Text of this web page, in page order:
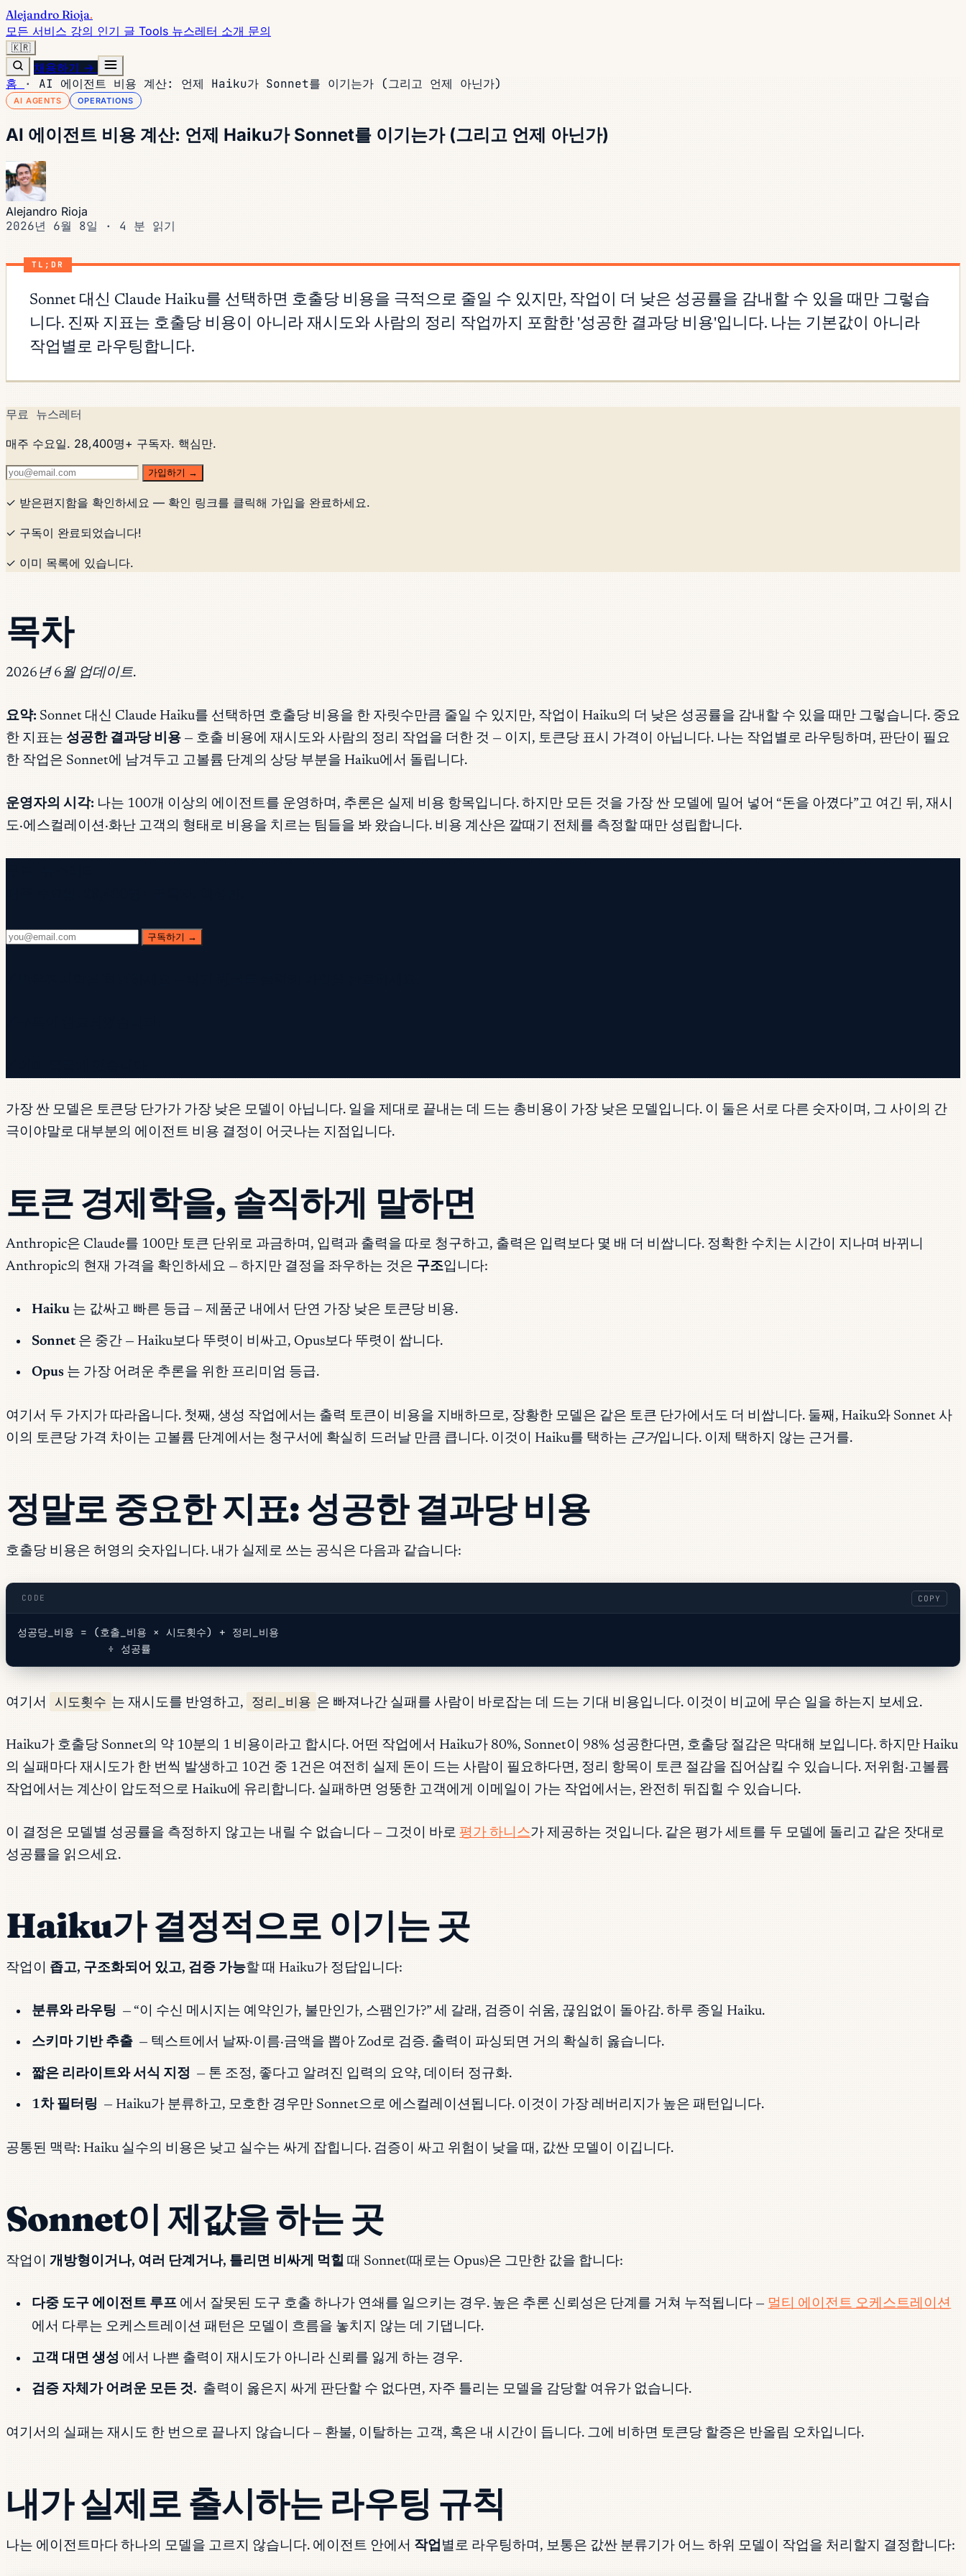
Alejandro Rioja.
모든 서비스 강의 인기 글 Tools 뉴스레터 소개 문의
🇰🇷
채용하기 →
홈 · AI 에이전트 비용 계산: 언제 Haiku가 Sonnet를 이기는가 (그리고 언제 아닌가)
AI AGENTS OPERATIONS
AI 에이전트 비용 계산: 언제 Haiku가 Sonnet를 이기는가 (그리고 언제 아닌가)
Alejandro Rioja
2026년 6월 8일 · 4 분 읽기
TL;DR
Sonnet 대신 Claude Haiku를 선택하면 호출당 비용을 극적으로 줄일 수 있지만, 작업이 더 낮은 성공률을 감내할 수 있을 때만 그렇습
니다. 진짜 지표는 호출당 비용이 아니라 재시도와 사람의 정리 작업까지 포함한 '성공한 결과당 비용'입니다. 나는 기본값이 아니라
작업별로 라우팅합니다.
무료 뉴스레터
매주 수요일. 28,400명+ 구독자. 핵심만.
가입하기 →
✓ 받은편지함을 확인하세요 — 확인 링크를 클릭해 가입을 완료하세요.
✓ 구독이 완료되었습니다!
✓ 이미 목록에 있습니다.
목차
2026년 6월 업데이트.
요약: Sonnet 대신 Claude Haiku를 선택하면 호출당 비용을 한 자릿수만큼 줄일 수 있지만, 작업이 Haiku의 더 낮은 성공률을 감내할 수 있을 때만 그렇습니다. 중요
한 지표는 성공한 결과당 비용 — 호출 비용에 재시도와 사람의 정리 작업을 더한 것 — 이지, 토큰당 표시 가격이 아닙니다. 나는 작업별로 라우팅하며, 판단이 필요
한 작업은 Sonnet에 남겨두고 고볼륨 단계의 상당 부분을 Haiku에서 돌립니다.
운영자의 시각: 나는 100개 이상의 에이전트를 운영하며, 추론은 실제 비용 항목입니다. 하지만 모든 것을 가장 싼 모델에 밀어 넣어 “돈을 아꼈다”고 여긴 뒤, 재시
도·에스컬레이션·화난 고객의 형태로 비용을 치르는 팀들을 봐 왔습니다. 비용 계산은 깔때기 전체를 측정할 때만 성립합니다.
구독하기 →
가장 싼 모델은 토큰당 단가가 가장 낮은 모델이 아닙니다. 일을 제대로 끝내는 데 드는 총비용이 가장 낮은 모델입니다. 이 둘은 서로 다른 숫자이며, 그 사이의 간
극이야말로 대부분의 에이전트 비용 결정이 어긋나는 지점입니다.
토큰 경제학을, 솔직하게 말하면
Anthropic은 Claude를 100만 토큰 단위로 과금하며, 입력과 출력을 따로 청구하고, 출력은 입력보다 몇 배 더 비쌉니다. 정확한 수치는 시간이 지나며 바뀌니
Anthropic의 현재 가격을 확인하세요 — 하지만 결정을 좌우하는 것은 구조입니다:
Haiku 는 값싸고 빠른 등급 — 제품군 내에서 단연 가장 낮은 토큰당 비용.
Sonnet 은 중간 — Haiku보다 뚜렷이 비싸고, Opus보다 뚜렷이 쌉니다.
Opus 는 가장 어려운 추론을 위한 프리미엄 등급.
여기서 두 가지가 따라옵니다. 첫째, 생성 작업에서는 출력 토큰이 비용을 지배하므로, 장황한 모델은 같은 토큰 단가에서도 더 비쌉니다. 둘째, Haiku와 Sonnet 사
이의 토큰당 가격 차이는 고볼륨 단계에서는 청구서에 확실히 드러날 만큼 큽니다. 이것이 Haiku를 택하는 근거입니다. 이제 택하지 않는 근거를.
정말로 중요한 지표: 성공한 결과당 비용
호출당 비용은 허영의 숫자입니다. 내가 실제로 쓰는 공식은 다음과 같습니다:
CODE COPY
성공당_비용 = (호출_비용 × 시도횟수) + 정리_비용
              ÷ 성공률
여기서 시도횟수 는 재시도를 반영하고, 정리_비용 은 빠져나간 실패를 사람이 바로잡는 데 드는 기대 비용입니다. 이것이 비교에 무슨 일을 하는지 보세요.
Haiku가 호출당 Sonnet의 약 10분의 1 비용이라고 합시다. 어떤 작업에서 Haiku가 80%, Sonnet이 98% 성공한다면, 호출당 절감은 막대해 보입니다. 하지만 Haiku
의 실패마다 재시도가 한 번씩 발생하고 10건 중 1건은 여전히 실제 돈이 드는 사람이 필요하다면, 정리 항목이 토큰 절감을 집어삼킬 수 있습니다. 저위험·고볼륨
작업에서는 계산이 압도적으로 Haiku에 유리합니다. 실패하면 엉뚱한 고객에게 이메일이 가는 작업에서는, 완전히 뒤집힐 수 있습니다.
이 결정은 모델별 성공률을 측정하지 않고는 내릴 수 없습니다 — 그것이 바로 평가 하니스가 제공하는 것입니다. 같은 평가 세트를 두 모델에 돌리고 같은 잣대로
성공률을 읽으세요.
Haiku가 결정적으로 이기는 곳
작업이 좁고, 구조화되어 있고, 검증 가능할 때 Haiku가 정답입니다:
분류와 라우팅 — “이 수신 메시지는 예약인가, 불만인가, 스팸인가?” 세 갈래, 검증이 쉬움, 끊임없이 돌아감. 하루 종일 Haiku.
스키마 기반 추출 — 텍스트에서 날짜·이름·금액을 뽑아 Zod로 검증. 출력이 파싱되면 거의 확실히 옳습니다.
짧은 리라이트와 서식 지정 — 톤 조정, 좋다고 알려진 입력의 요약, 데이터 정규화.
1차 필터링 — Haiku가 분류하고, 모호한 경우만 Sonnet으로 에스컬레이션됩니다. 이것이 가장 레버리지가 높은 패턴입니다.
공통된 맥락: Haiku 실수의 비용은 낮고 실수는 싸게 잡힙니다. 검증이 싸고 위험이 낮을 때, 값싼 모델이 이깁니다.
Sonnet이 제값을 하는 곳
작업이 개방형이거나, 여러 단계거나, 틀리면 비싸게 먹힐 때 Sonnet(때로는 Opus)은 그만한 값을 합니다:
다중 도구 에이전트 루프 에서 잘못된 도구 호출 하나가 연쇄를 일으키는 경우. 높은 추론 신뢰성은 단계를 거쳐 누적됩니다 — 멀티 에이전트 오케스트레이션
에서 다루는 오케스트레이션 패턴은 모델이 흐름을 놓치지 않는 데 기댑니다.
고객 대면 생성 에서 나쁜 출력이 재시도가 아니라 신뢰를 잃게 하는 경우.
검증 자체가 어려운 모든 것. 출력이 옳은지 싸게 판단할 수 없다면, 자주 틀리는 모델을 감당할 여유가 없습니다.
여기서의 실패는 재시도 한 번으로 끝나지 않습니다 — 환불, 이탈하는 고객, 혹은 내 시간이 듭니다. 그에 비하면 토큰당 할증은 반올림 오차입니다.
내가 실제로 출시하는 라우팅 규칙
나는 에이전트마다 하나의 모델을 고르지 않습니다. 에이전트 안에서 작업 별로 라우팅하며, 보통은 값싼 분류기가 어느 하위 모델이 작업을 처리할지 결정합니다: